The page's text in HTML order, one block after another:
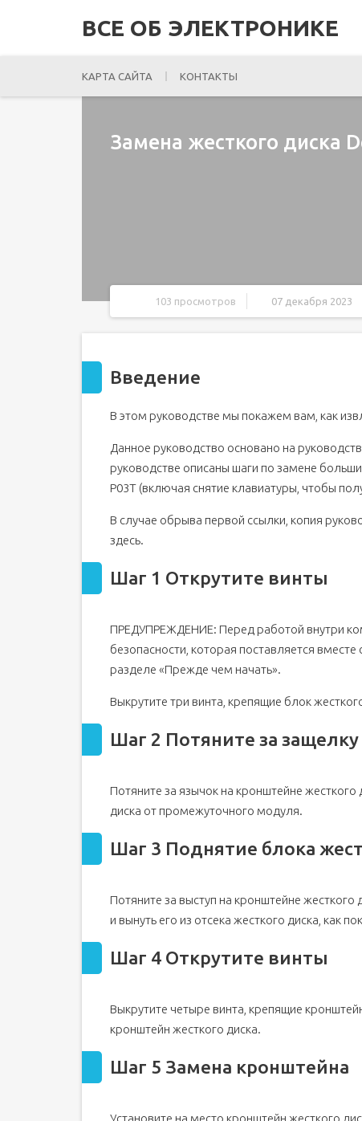
ВСЕ ОБ ЭЛЕКТРОНИКЕ
КАРТА САЙТА КОНТАКТЫ
Замена жесткого диска
103 просмотров 07 декабря 2023
Введение
В этом руководстве мы покажем вам, как
Данное руководство основано на
руководстве описаны шаги по замене
P03T (включая снятие клавиатуры, чтобы
В случае обрыва первой ссылки, копия
здесь.
Шаг 1 Открутите винты
ПРЕДУПРЕЖДЕНИЕ: Перед работой внутри
безопасности, которая поставляется
разделе «Прежде чем начать».
Выкрутите три винта, крепящие блок
Шаг 2 Потяните за защелку
Потяните за язычок на кронштейне
диска от промежуточного модуля.
Шаг 3 Поднятие блока
Потяните за выступ на кронштейне
и вынуть его из отсека жесткого диска, как
Шаг 4 Открутите винты
Выкрутите четыре винта, крепящие
кронштейн жесткого диска.
Шаг 5 Замена кронштейна
Установите на место кронштейн жесткого